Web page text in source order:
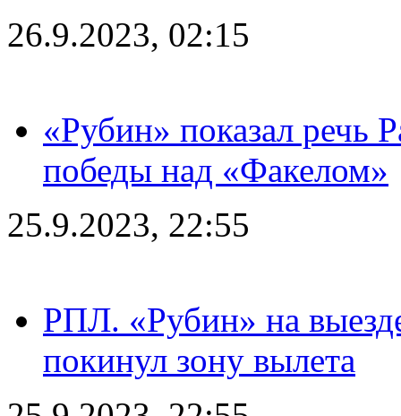
26.9.2023, 02:15
«Рубин» показал речь
победы над «Факелом»
25.9.2023, 22:55
РПЛ. «Рубин» на
покинул зону вылета